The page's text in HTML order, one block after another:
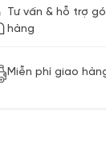
Tư vấn & hỗ trợ
hàng
Miễn phí giao